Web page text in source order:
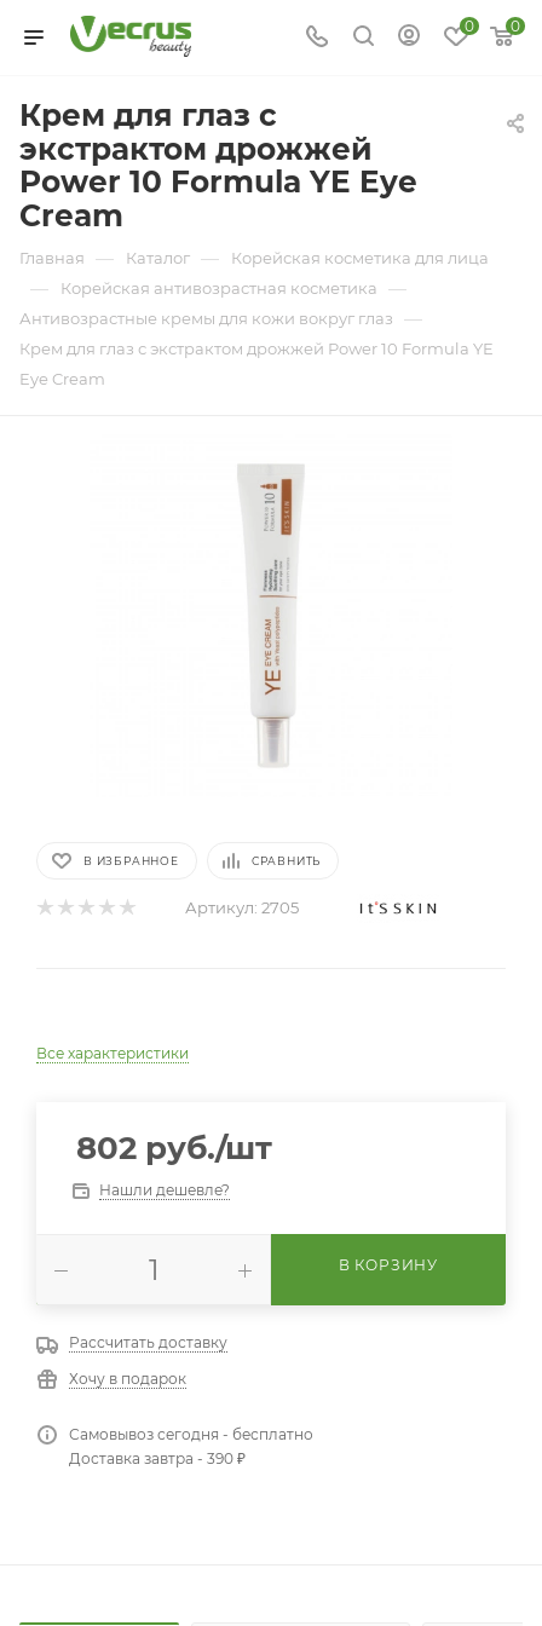
0 0
Крем для глаз с
экстрактом дрожжей
Power 10 Formula YE Eye
Cream
Главная — Каталог — Корейская косметика для лица
— Корейская антивозрастная косметика —
Антивозрастные кремы для кожи вокруг глаз —
Крем для глаз с экстрактом дрожжей Power 10 Formula YE
Eye Cream
В ИЗБРАННОЕ СРАВНИТЬ
Артикул: 2705
Все характеристики
802 руб./шт
Нашли дешевле?
В КОРЗИНУ
Рассчитать доставку
Хочу в подарок
Самовывоз сегодня - бесплатно
Доставка завтра - 390 ₽